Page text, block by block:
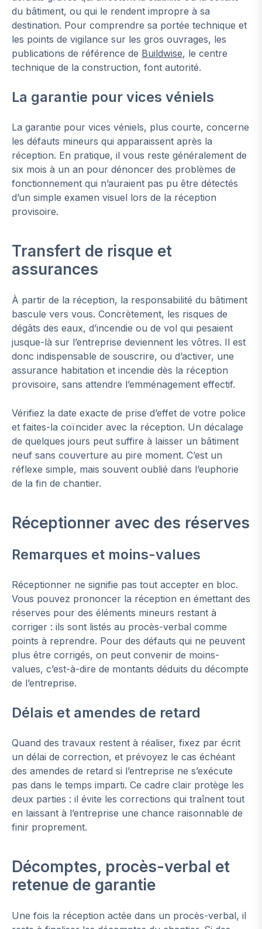
du bâtiment, ou qui le rendent impropre à sa
destination. Pour comprendre sa portée technique et
les points de vigilance sur les gros ouvrages, les
publications de référence de Buildwise, le centre
technique de la construction, font autorité.
La garantie pour vices véniels
La garantie pour vices véniels, plus courte, concerne
les défauts mineurs qui apparaissent après la
réception. En pratique, il vous reste généralement de
six mois à un an pour dénoncer des problèmes de
fonctionnement qui n’auraient pas pu être détectés
d’un simple examen visuel lors de la réception
provisoire.
Transfert de risque et
assurances
À partir de la réception, la responsabilité du bâtiment
bascule vers vous. Concrètement, les risques de
dégâts des eaux, d’incendie ou de vol qui pesaient
jusque-là sur l’entreprise deviennent les vôtres. Il est
donc indispensable de souscrire, ou d’activer, une
assurance habitation et incendie dès la réception
provisoire, sans attendre l’emménagement effectif.
Vérifiez la date exacte de prise d’effet de votre police
et faites-la coïncider avec la réception. Un décalage
de quelques jours peut suffire à laisser un bâtiment
neuf sans couverture au pire moment. C’est un
réflexe simple, mais souvent oublié dans l’euphorie
de la fin de chantier.
Réceptionner avec des réserves
Remarques et moins-values
Réceptionner ne signifie pas tout accepter en bloc.
Vous pouvez prononcer la réception en émettant des
réserves pour des éléments mineurs restant à
corriger : ils sont listés au procès-verbal comme
points à reprendre. Pour des défauts qui ne peuvent
plus être corrigés, on peut convenir de moins-
values, c’est-à-dire de montants déduits du décompte
de l’entreprise.
Délais et amendes de retard
Quand des travaux restent à réaliser, fixez par écrit
un délai de correction, et prévoyez le cas échéant
des amendes de retard si l’entreprise ne s’exécute
pas dans le temps imparti. Ce cadre clair protège les
deux parties : il évite les corrections qui traînent tout
en laissant à l’entreprise une chance raisonnable de
finir proprement.
Décomptes, procès-verbal et
retenue de garantie
Une fois la réception actée dans un procès-verbal, il